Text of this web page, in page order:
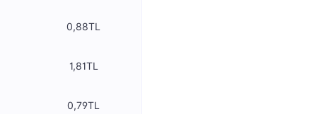
0,88TL
1,81TL
0,79TL